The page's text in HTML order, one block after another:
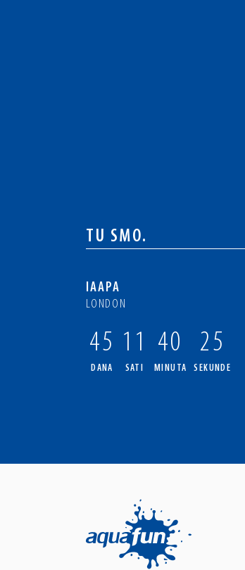
TU SMO.
IAAPA
LONDON
45
DANA
11
SATI
40
MINUTA
24
SEKUNDE